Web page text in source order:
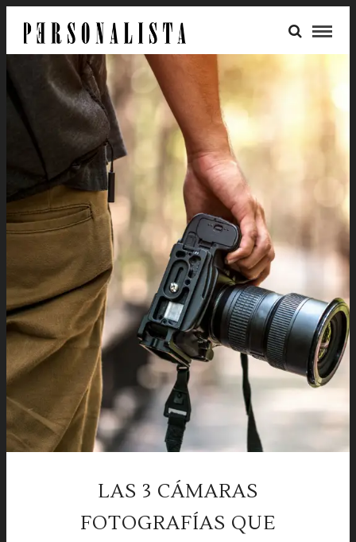
LAS 3 CÁMARAS
FOTOGRAFÍAS QUE